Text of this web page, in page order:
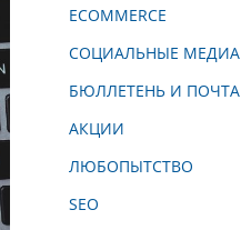
ECOMMERCE
СОЦИАЛЬНЫЕ МЕДИА
БЮЛЛЕТЕНЬ И ПОЧТА
АКЦИИ
ЛЮБОПЫТСТВО
SEO